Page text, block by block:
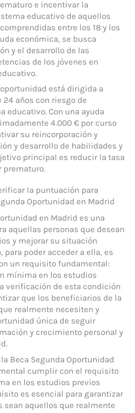
e incentivar la
educativo de aquellos
entre los 18 y los
económica, se busca
y el desarrollo de las
de los jóvenes en
está dirigida a
24 años con riesgo de
educativo. Con una ayuda
4.000 € por curso
su reincorporación y
y desarrollo de habilidades y
principal es reducir la tasa
prematuro.
la puntuación para
Oportunidad en Madrid
en Madrid es una
aquellas personas que desean
y mejorar su situación
para poder acceder a ella, es
un requisito fundamental:
mínima en los estudios
verificación de esta condición
que los beneficiarios de la
realmente necesiten y
única de seguir
y crecimiento personal y
Beca Segunda Oportunidad
cumplir con el requisito
en los estudios previos
es esencial para garantizar
sean aquellos que realmente